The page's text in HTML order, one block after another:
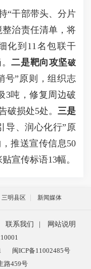
“干部带头、分片
整治责任清单，将
化到11名包联干
。二是靶向攻坚破
号”原则，组织志
3吨，修复周边破
破损处5处。 三是
导、润心化行”原
推送宣传信息50
宣传标语13幅。
三明县区 新闻媒体
联系我们
网站说明
闽ICP备11002485号
路459号